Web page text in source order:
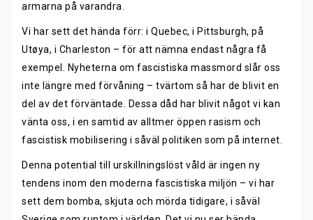
armarna på varandra.
Vi har sett det hända förr: i Quebec, i Pittsburgh, på
Utøya, i Charleston – för att nämna endast några få
exempel. Nyheterna om fascistiska massmord slår oss
inte längre med förvåning – tvärtom så har de blivit en
del av det förväntade. Dessa dåd har blivit något vi kan
vänta oss, i en samtid av alltmer öppen rasism och
fascistisk mobilisering i såväl politiken som på internet.
Denna potential till urskillningslöst våld är ingen ny
tendens inom den moderna fascistiska miljön – vi har
sett dem bomba, skjuta och mörda tidigare, i såväl